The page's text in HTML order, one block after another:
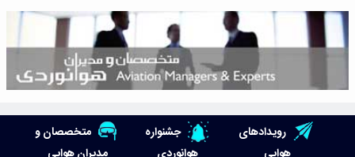
شلوغ‌ترین فرودگاه‌های اروپا در ۲۰۲۵: لندن، استانبول و پاریس
پخش زنده پرواز سیزدهم موشک استارشیپ اسپیس‌ایکس [جمعه ساعت ۰۱:۴۵]
هوش مصنوعی وارد تعمیر و بازرسی موتورهای هواپیما شد
حمله هوایی به تأسیسات فرودگاه سمنان
رویدادهای
هوایی
جشنواره
هوانوردی
متخصصان و
مدیران هوایی